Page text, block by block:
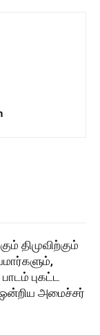
திமுவிற்கும்
புகட்ட
ஒன்றிய அமைச்சர்